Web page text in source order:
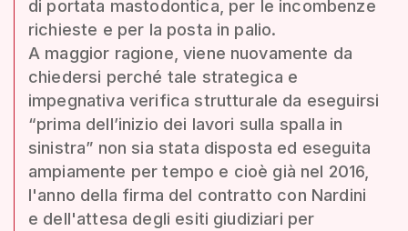
di portata mastodontica, per le incombenze
richieste e per la posta in palio.
A maggior ragione, viene nuovamente da
chiedersi perché tale strategica e
impegnativa verifica strutturale da eseguirsi
“prima dell’inizio dei lavori sulla spalla in
sinistra” non sia stata disposta ed eseguita
ampiamente per tempo e cioè già nel 2016,
l'anno della firma del contratto con Nardini
e dell'attesa degli esiti giudiziari per